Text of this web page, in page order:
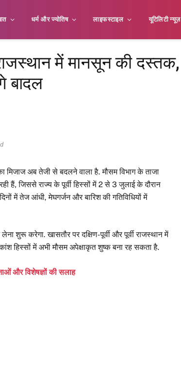
धर्म और ज्योतिष लाइफस्टाइल यूटिलिटी न्यूज़
में मानसून की दस्तक,
बादल
मिजाज अब तेजी से बदलने वाला है. मौसम विभाग के ताजा
हैं, जिससे राज्य के पूर्वी हिस्सों में 2 से 3 जुलाई के दौरान
में तेज आंधी, मेघगर्जन और बारिश की गतिविधियों में
शुरू करेगा. खासतौर पर दक्षिण-पूर्वी और पूर्वी राजस्थान में
हिस्सों में अभी मौसम अपेक्षाकृत शुष्क बना रह सकता है.
और विशेषज्ञों की सलाह